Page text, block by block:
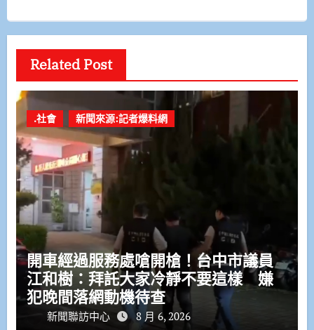
Related Post
.社會 新聞來源:記者爆料網
開車經過服務處嗆開槍！台中市議員
江和樹：拜託大家冷靜不要這樣 嫌
犯晚間落網動機待查
新聞聯訪中心 8 月 6, 2026